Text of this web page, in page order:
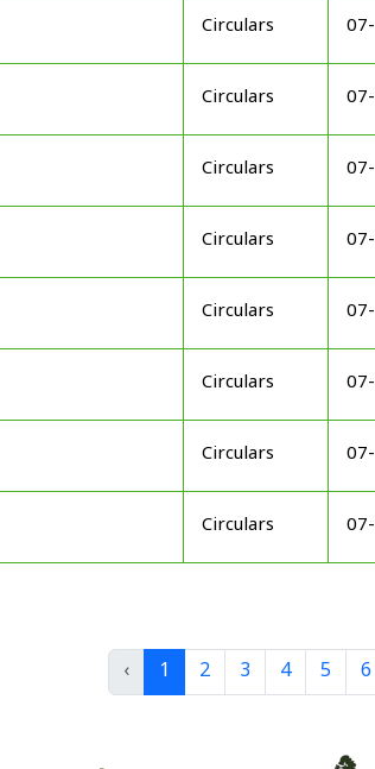
Circulars
Circulars
Circulars
Circulars
Circulars
Circulars
Circulars
Circulars
‹ 1 2 3 4 5 6